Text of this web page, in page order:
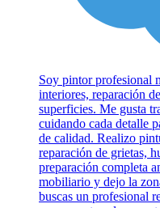
Soy pintor profesional
interiores, reparación
superficies. Me gusta
cuidando cada detalle
de calidad. Realizo
reparación de grietas,
preparación completa
mobiliario y dejo la
buscas un profesional